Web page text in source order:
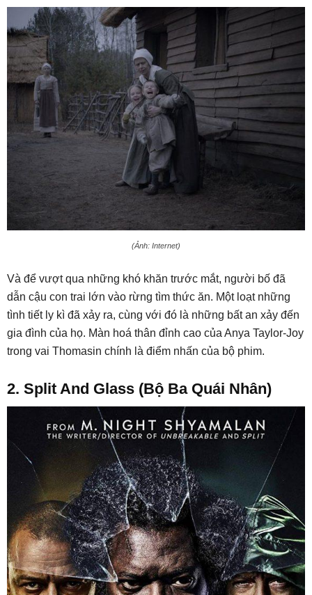
(Ảnh: Internet)
Và để vượt qua những khó khăn trước mắt, người bố đã
dẫn cậu con trai lớn vào rừng tìm thức ăn. Một loạt những
tình tiết ly kì đã xảy ra, cùng với đó là những bất an xảy đến
gia đình của họ. Màn hoá thân đỉnh cao của Anya Taylor-Joy
trong vai Thomasin chính là điểm nhấn của bộ phim.
2. Split And Glass (Bộ Ba Quái Nhân)